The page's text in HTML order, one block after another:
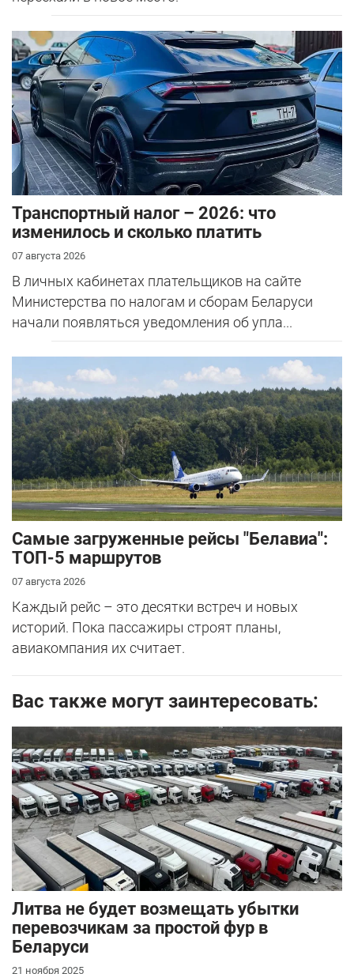
Транспортный налог – 2026: что
изменилось и сколько платить
07 августа 2026
В личных кабинетах плательщиков на сайте
Министерства по налогам и сборам Беларуси
начали появляться уведомления об упла...
Самые загруженные рейсы "Белавиа":
ТОП-5 маршрутов
07 августа 2026
Каждый рейс – это десятки встреч и новых
историй. Пока пассажиры строят планы,
авиакомпания их считает.
Вас также могут заинтересовать:
Литва не будет возмещать убытки
перевозчикам за простой фур в
Беларуси
21 ноября 2025